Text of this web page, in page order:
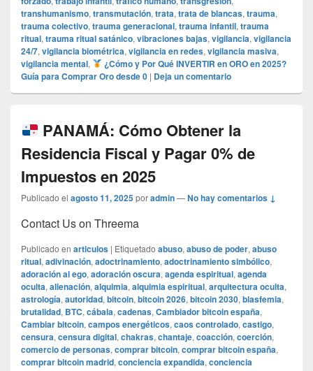
transhumanismo, transmutación, trata, trata de blancas, trauma,
trauma colectivo, trauma generacional, trauma infantil, trauma
ritual, trauma ritual satánico, vibraciones bajas, vigilancia, vigilancia
24/7, vigilancia biométrica, vigilancia en redes, vigilancia masiva,
vigilancia mental,
¿Cómo y Por Qué INVERTIR en ORO en 2025?
Guía para Comprar Oro desde 0 | Deja un comentario
PANAMÁ: Cómo Obtener la
Residencia Fiscal y Pagar 0% de
Impuestos en 2025
Publicado el agosto 11, 2025poradmin—No hay comentarios ↓
Contact Us on Threema
Publicado en articulos | Etiquetado abuso, abuso de poder, abuso
ritual, adivinación, adoctrinamiento, adoctrinamiento simbólico,
adoración al ego, adoración oscura, agenda espiritual, agenda
oculta, alienación, alquimia, alquimia espiritual, arquitectura oculta,
astrología, autoridad, bitcoin, bitcoin 2026, bitcoin 2030, blasfemia,
brutalidad, BTC, cábala, cadenas, Cambiador bitcoin españa,
Cambiar bitcoin, campos energéticos, caos controlado, castigo,
censura, censura digital, chakras, chantaje, coacción, coerción,
comercio de personas, comprar bitcoin, comprar bitcoin españa,
comprar bitcoin madrid, conciencia expandida, conciencia